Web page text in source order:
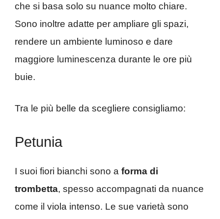
che si basa solo su nuance molto chiare.
Sono inoltre adatte per ampliare gli spazi,
rendere un ambiente luminoso e dare
maggiore luminescenza durante le ore più
buie.
Tra le più belle da scegliere consigliamo:
Petunia
I suoi fiori bianchi sono a forma di
trombetta, spesso accompagnati da nuance
come il viola intenso. Le sue varietà sono